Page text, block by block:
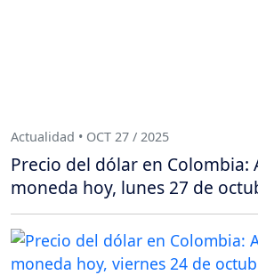
Actualidad • OCT 27 / 2025
Precio del dólar en Colombia:
moneda hoy, lunes 27 de